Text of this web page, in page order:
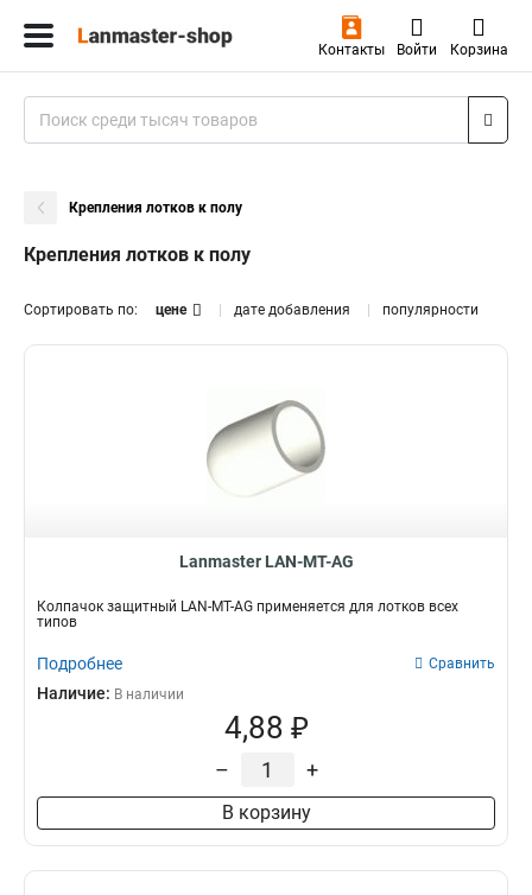
Контакты Войти Корзина
Крепления лотков к полу
Крепления лотков к полу
Сортировать по: цене дате добавления популярности
Lanmaster LAN-MT-AG
Колпачок защитный LAN-MT-AG применяется для лотков всех
типов
Подробнее Сравнить
Наличие: В наличии
4,88 ₽
– +
В корзину